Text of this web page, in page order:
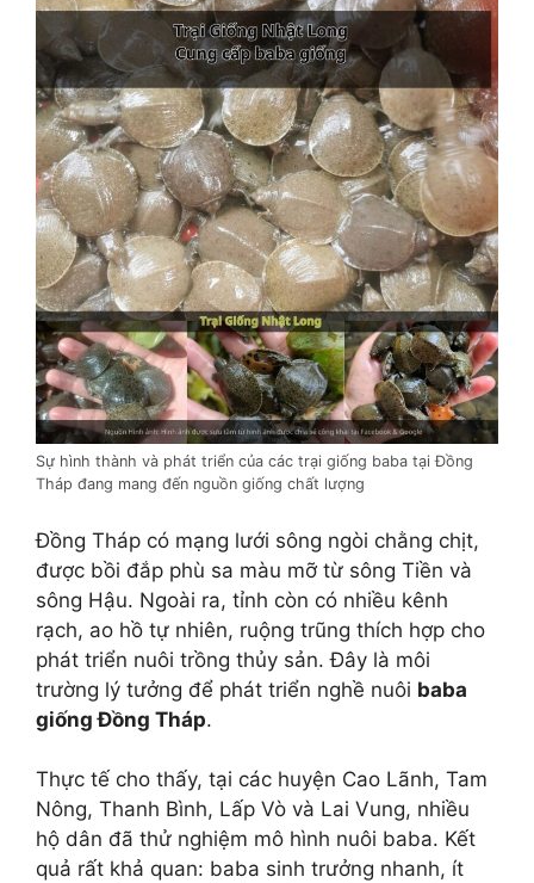
Sự hình thành và phát triển của các trại giống baba tại Đồng
Tháp đang mang đến nguồn giống chất lượng
Đồng Tháp có mạng lưới sông ngòi chằng chịt,
được bồi đắp phù sa màu mỡ từ sông Tiền và
sông Hậu. Ngoài ra, tỉnh còn có nhiều kênh
rạch, ao hồ tự nhiên, ruộng trũng thích hợp cho
phát triển nuôi trồng thủy sản. Đây là môi
trường lý tưởng để phát triển nghề nuôi baba
giống Đồng Tháp.
Thực tế cho thấy, tại các huyện Cao Lãnh, Tam
Nông, Thanh Bình, Lấp Vò và Lai Vung, nhiều
hộ dân đã thử nghiệm mô hình nuôi baba. Kết
quả rất khả quan: baba sinh trưởng nhanh, ít